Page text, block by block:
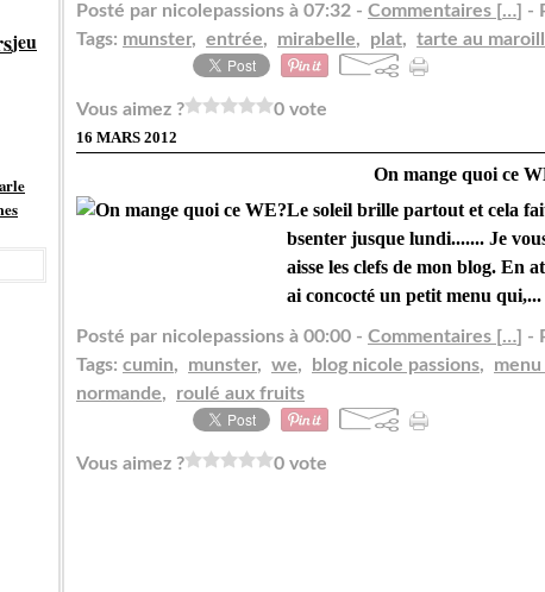
jeu
Posté par nicolepassions à 07:32 - Commentaires […] -
Tags: munster, entrée, mirabelle, plat, tarte au
Vous aimez ? 0 vote
16 MARS 2012
On mange quoi ce
Le soleil brille partout et cela
bsenter jusque lundi....... Je
aisse les clefs de mon blog. En
ai concocté un petit menu qui,...
Posté par nicolepassions à 00:00 - Commentaires […] -
Tags: cumin, munster, we, blog nicole passions,
normande, roulé aux fruits
Vous aimez ? 0 vote